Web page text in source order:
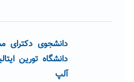
دانشجوی دکترای
دانشگاه تورین
آلپ